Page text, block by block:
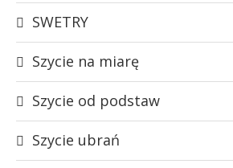
SWETRY
Szycie na miarę
Szycie od podstaw
Szycie ubrań